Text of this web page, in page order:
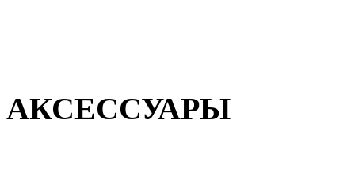
АКСЕССУАРЫ